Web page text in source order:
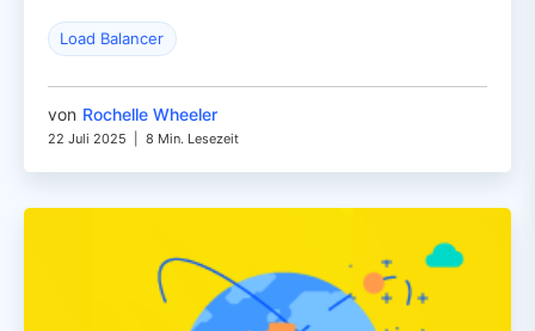
Load Balancer
von Rochelle Wheeler
22 Juli 2025 8 Min. Lesezeit